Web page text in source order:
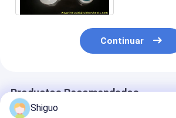
Continuar
Productos Recomendados
Shiguo